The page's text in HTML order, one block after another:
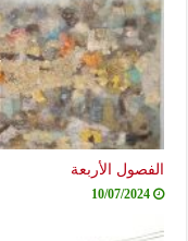
الأربعة
10/07/2024